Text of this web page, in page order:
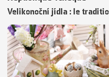
Velikonoční jídla : le